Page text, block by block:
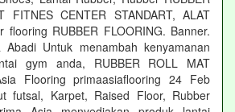
FITNES CENTER STANDART, ALAT
flooring RUBBER FLOORING. Banner.
Untuk menambah kenyamanan
gym anda, RUBBER ROLL MAT
Flooring primaasiaflooring 24 Feb
futsal, Karpet, Raised Floor, Rubber